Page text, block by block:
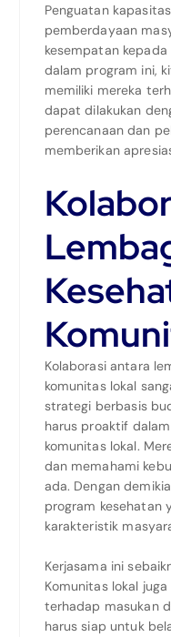
Penguatan
pemberdayaan
kesempatan
dalam program ini,
memiliki mereka
dapat dilakukan
perencanaan dan
memberikan
Kolaborasi antara
komunitas lokal
strategi berbasis
harus proaktif
komunitas lokal.
dan memahami
ada. Dengan
program kesehatan
karakteristik
Kerjasama ini
Komunitas lokal
terhadap masukan
harus siap untuk